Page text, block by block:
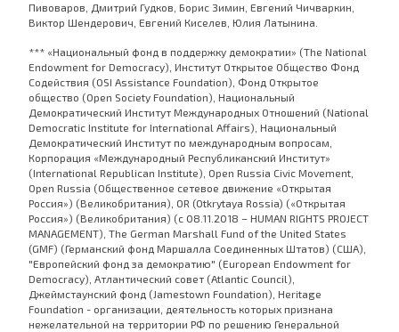
Пивоваров, Дмитрий Гудков, Борис Зимин, Евгений Чичваркин,
Виктор Шендерович, Евгений Киселев, Юлия Латынина.
*** «Национальный фонд в поддержку демократии» (The National
Endowment for Democracy), Институт Открытое Общество Фонд
Содействия (OSI Assistance Foundation), Фонд Открытое
общество (Open Society Foundation), Национальный
Демократический Институт Международных Отношений (National
Democratic Institute for International Affairs), Национальный
Демократический Институт по международным вопросам,
Корпорация «Международный Республиканский Институт»
(International Republican Institute), Open Russia Civic Movement,
Open Russia (Общественное сетевое движение «Открытая
Россия») (Великобритания), OR (Otkrytaya Rossia) («Открытая
Россия») (Великобритания) (с 08.11.2018 – HUMAN RIGHTS PROJECT
MANAGEMENT), The German Marshall Fund of the United States
(GMF) (Германский фонд Маршалла Соединенных Штатов) (США),
"Европейский фонд за демократию" (European Endowment for
Democracy), Атлантический совет (Atlantic Council),
Джеймстаунский фонд (Jamestown Foundation), Heritage
Foundation - организации, деятельность которых признана
нежелательной на территории РФ по решению Генеральной